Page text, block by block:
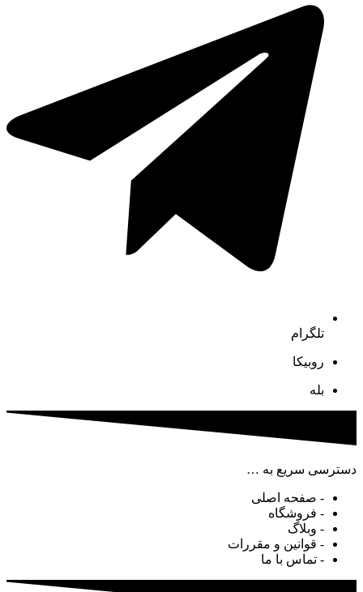
تلگرام
روبیکا
بله
دسترسی سریع به …
- صفحه اصلی
- فروشگاه
- وبلاگ
- قوانین و مقررات
- تماس با ما